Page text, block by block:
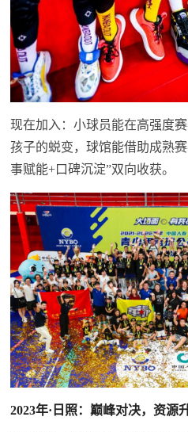
现在加入：小球员能在高强度
孩子的蜕变，球馆能借助成熟
事赋能+口碑沉淀”双向收获。
2023年·日照：巅峰对决，资源